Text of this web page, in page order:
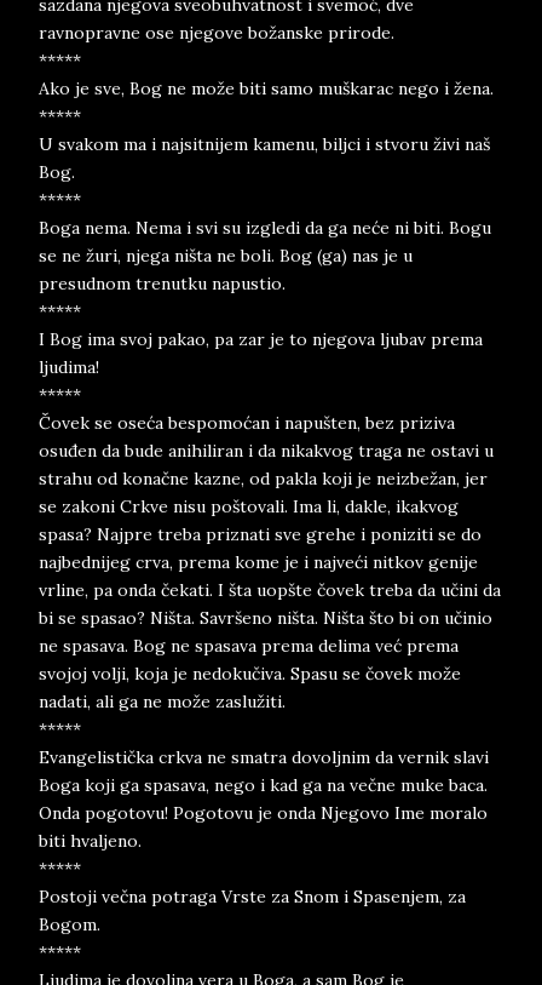
sazdana njegova sveobuhvatnost i svemoć, dve
ravnopravne ose njegove božanske prirode.
*****
Ako je sve, Bog ne može biti samo muškarac nego i žena.
*****
U svakom ma i najsitnijem kamenu, biljci i stvoru živi naš
Bog.
*****
Boga nema. Nema i svi su izgledi da ga neće ni biti. Bogu
se ne žuri, njega ništa ne boli. Bog (ga) nas je u
presudnom trenutku napustio.
*****
I Bog ima svoj pakao, pa zar je to njegova ljubav prema
ljudima!
*****
Čovek se oseća bespomoćan i napušten, bez priziva
osuđen da bude anihiliran i da nikakvog traga ne ostavi u
strahu od konačne kazne, od pakla koji je neizbežan, jer
se zakoni Crkve nisu poštovali. Ima li, dakle, ikakvog
spasa? Najpre treba priznati sve grehe i poniziti se do
najbednijeg crva, prema kome je i najveći nitkov genije
vrline, pa onda čekati. I šta uopšte čovek treba da učini da
bi se spasao? Ništa. Savršeno ništa. Ništa što bi on učinio
ne spasava. Bog ne spasava prema delima već prema
svojoj volji, koja je nedokučiva. Spasu se čovek može
nadati, ali ga ne može zaslužiti.
*****
Evangelistička crkva ne smatra dovoljnim da vernik slavi
Boga koji ga spasava, nego i kad ga na večne muke baca.
Onda pogotovu! Pogotovu je onda Njegovo Ime moralo
biti hvaljeno.
*****
Postoji večna potraga Vrste za Snom i Spasenjem, za
Bogom.
*****
Ljudima je dovoljna vera u Boga, a sam Bog je